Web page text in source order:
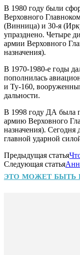
В 1980 году были
Верховного
(Винница) и 30-я
упразднено. Четыре
армии Верховного
назначения).
В 1970-1980-е годы
пополнилась
и Ту-160,
дальности.
В 1998 году ДА была
армию Верховного
назначения). Сегодня
главной ударной
Предыдущая статья
Следующая статья
ЭТО МОЖЕТ БЫТЬ